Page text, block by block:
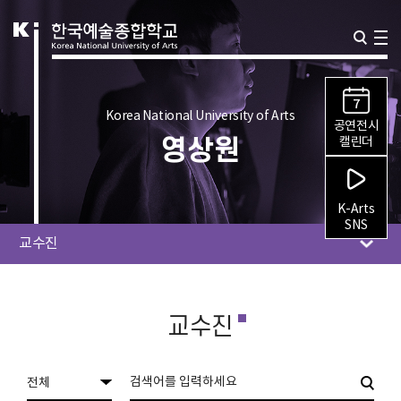
7
공연전시
캘린더
K-Arts
SNS
Korea National University of Arts
영상원
교수진
교수진